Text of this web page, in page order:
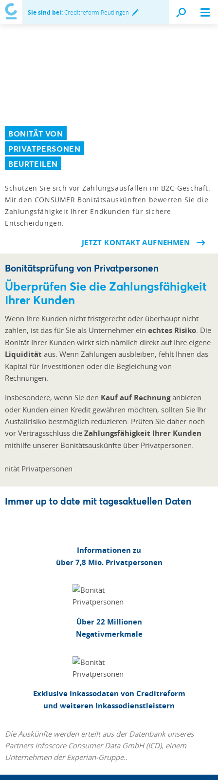
Sie sind bei:Creditreform Reutlingen
BONITÄT VON
PRIVATPERSONEN
BEURTEILEN
Schützen Sie sich vor Zahlungsausfällen im B2C-Geschäft.
Mit den CONSUMER Bonitätsauskünften bewerten Sie die
Zahlungsfähigkeit Ihrer Endkunden für sichere
Entscheidungen.
JETZT KONTAKT AUFNEHMEN
Bonitätsprüfung von Privatpersonen
Überprüfen Sie die Zahlungsfähigkeit
Ihrer Kunden
Wenn Ihre Kunden nicht fristgerecht oder überhaupt nicht
zahlen, ist das für Sie als Unternehmer ein echtes Risiko . Die
Bonität Ihrer Kunden wirkt sich nämlich direkt auf Ihre eigene
Liquidität aus. Wenn Zahlungen ausbleiben, fehlt Ihnen das
Kapital für Investitionen oder die Begleichung von
Rechnungen.
Insbesondere, wenn Sie den Kauf auf Rechnunganbieten
oder Kunden einen Kredit gewähren möchten, sollten Sie Ihr
Ausfallrisiko bestmöglich reduzieren. Prüfen Sie daher noch
vor Vertragsschluss die Zahlungsfähigkeit Ihrer Kunden
mithilfe unserer Bonitätsauskünfte über Privatpersonen.
Immer up to date mit tagesaktuellen Daten
Informationen zu
über 7,8 Mio. Privatpersonen
Über 22 Millionen
Negativmerkmale
Exklusive Inkassodaten von Creditreform
und weiteren Inkassodienstleistern
Die Auskünfte werden erteilt aus der Datenbank unseres
Partners infoscore Consumer Data GmbH (ICD), einem
Unternehmen der Experian-Gruppe..